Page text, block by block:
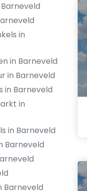
in
in Barneveld
in Barneveld
in Barneveld
in
in Barneveld
Barneveld
Barneveld